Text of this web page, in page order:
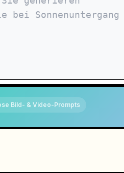
Bild- & Video-Prompts